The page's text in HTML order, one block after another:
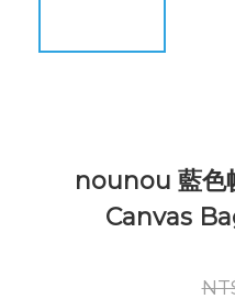
nounou 藍色
Canvas